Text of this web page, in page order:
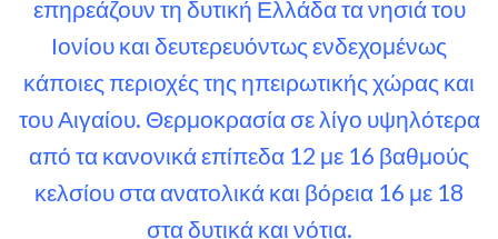
επηρεάζουν τη δυτική Ελλάδα τα νησιά του
Ιονίου και δευτερευόντως ενδεχομένως
κάποιες περιοχές της ηπειρωτικής χώρας και
του Αιγαίου. Θερμοκρασία σε λίγο υψηλότερα
από τα κανονικά επίπεδα 12 με 16 βαθμούς
κελσίου στα ανατολικά και βόρεια 16 με 18
στα δυτικά και νότια.